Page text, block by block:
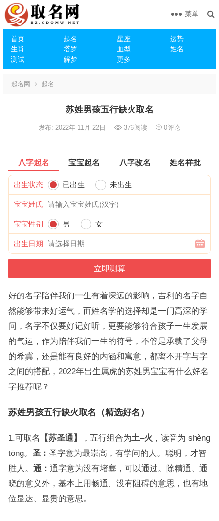
首页 起名 星座
运势
生肖
塔罗 血型
姓名
测试
解梦 更多
菜单
起名网 起名
苏姓男孩五行缺火取名
发布: 2022年 11月 22日 376阅读 0评论
八字起名 宝宝起名 八字改名 姓名祥批
出生状态 已出生 未出生
宝宝姓氏
宝宝性别 男 女
出生日期
好的名字陪伴我们一生有着深远的影响，吉利的名字自
然能够带来好运气，而姓名学的选择却是一门高深的学
问，名字不仅要好记好听，更要能够符合孩子一生发展
的气运，作为陪伴我们一生的符号，不管是承载了父母
的希冀，还是能有良好的内涵和寓意，都离不开字与字
之间的搭配，2022年出生属虎的苏姓男宝宝有什么好名
字推荐呢？
苏姓男孩五行缺火取名（精选好名）
1.可取名 【苏圣通】 ，五行组合为土–火 ，读音为 shèng
tōng。 圣： 圣字意为最崇高，有学问的人。聪明，才智
胜人。 通： 通字意为没有堵塞，可以通过。除精通、通
晓的意义外，基本上用畅通、没有阻碍的意思，也有地
位显达、显贵的意思。